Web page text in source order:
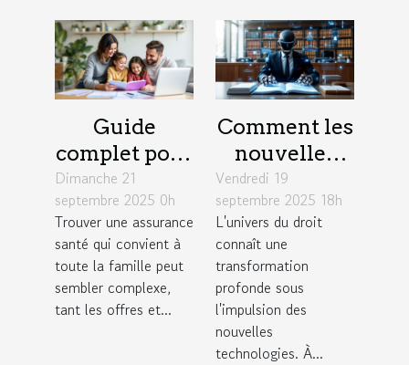
Guide
complet pour
choisir une
assurance
santé adaptée
aux familles
Dimanche 21
septembre 2025 0h
Trouver une assurance
santé qui convient à
toute la famille peut
sembler complexe,
tant les offres et...
Comment les
nouvelles
technologies
redéfinissent
la pratique
du droit ?
Vendredi 19
septembre 2025 18h
L'univers du droit
connaît une
transformation
profonde sous
l'impulsion des
nouvelles
technologies. À...